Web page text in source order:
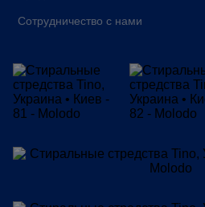
Сотрудничество с нами